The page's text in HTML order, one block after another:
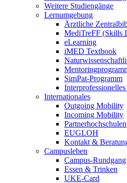
Weitere Studiengänge
Lernumgebung
Ärztliche
MediTreFF (Skills
eLearning
iMED Textbook
SimPat-Programm
Internationales
Outgoing Mobility
Incoming Mobility
Partnerhochschulen
EUGLOH
Kontakt &
Campusleben
Campus-Rundgang
Essen & Trinken
UKE-Card